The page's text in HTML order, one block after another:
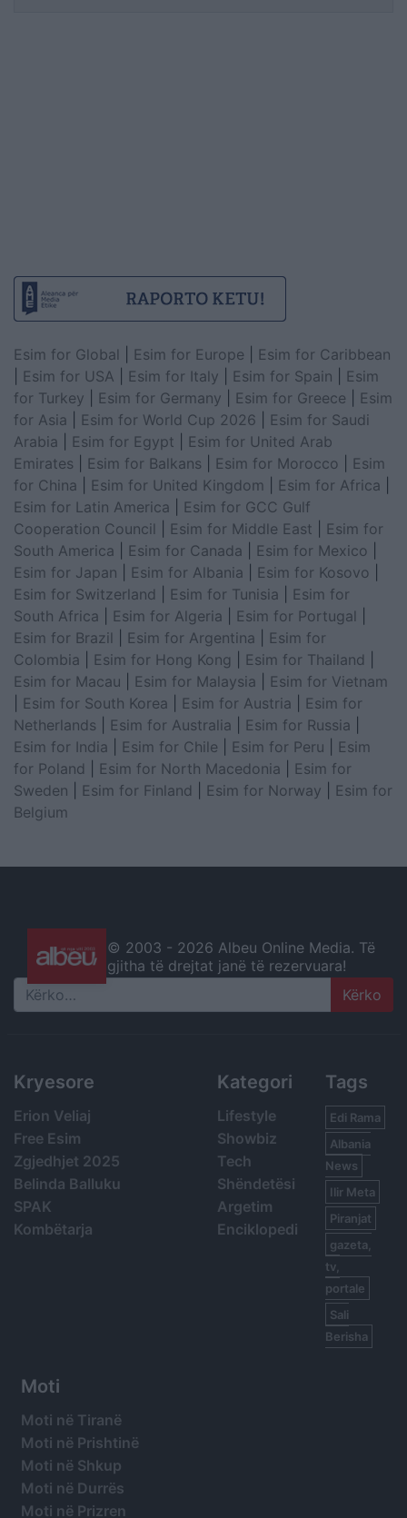
Esim for Global Esim for Europe
Esim for Caribbean
Esim for USA Esim for Italy Esim for Spain
Esim
for Turkey
Esim for Germany Esim for Greece
Esim
for Asia
Esim for World Cup 2026
Esim for Saudi
Arabia
Esim for Egypt
Esim for United Arab
Emirates
Esim for Balkans Esim for Morocco
Esim
for China
Esim for United Kingdom Esim for Africa
Esim for Latin America
Esim for GCC Gulf
Cooperation Council
Esim for Middle East
Esim for
South America
Esim for Canada Esim for Mexico
Esim for Japan
Esim for Albania Esim for Kosovo
Esim for Switzerland
Esim for Tunisia
Esim for
South Africa
Esim for Algeria Esim for Portugal
Esim for Brazil
Esim for Argentina
Esim for
Colombia
Esim for Hong Kong Esim for Thailand
Esim for Macau
Esim for Malaysia
Esim for Vietnam
Esim for South Korea Esim for Austria
Esim for
Netherlands
Esim for Australia Esim for Russia
Esim for India
Esim for Chile Esim for Peru
Esim
for Poland
Esim for North Macedonia
Esim for
Sweden
Esim for Finland Esim for Norway
Esim for
Belgium
© 2003 - 2026 Albeu Online Media. Të
gjitha të drejtat janë të rezervuara!
Search
Kryesore
Erion Veliaj
Free Esim
Zgjedhjet 2025
Belinda Balluku
SPAK
Kombëtarja
Kategori
Lifestyle
Showbiz
Tech
Shëndetësi
Argetim
Enciklopedi
Tags
Edi Rama
Albania
News
Ilir Meta
Piranjat
gazeta,
tv,
portale
Sali
Berisha
Moti
Moti në Tiranë
Moti në Prishtinë
Moti në Shkup
Moti në Durrës
Moti në Prizren